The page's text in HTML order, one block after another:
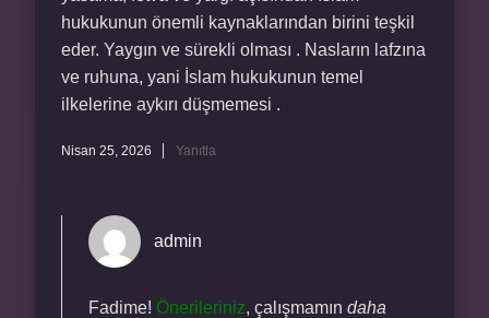
hukukunun önemli kaynaklarından birini teşkil
eder. Yaygın ve sürekli olması . Nasların lafzına
ve ruhuna, yani İslam hukukunun temel
ilkelerine aykırı düşmemesi .
Nisan 25, 2026 Yanıtla
admin
Fadime! Önerileriniz, çalışmamın daha